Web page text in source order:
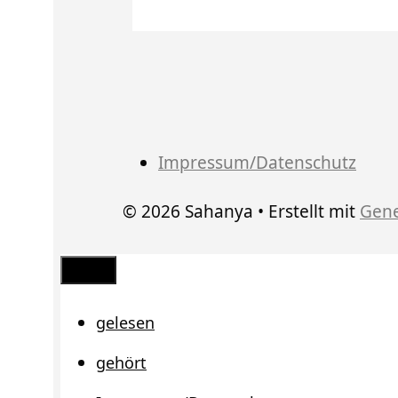
Impressum/Datenschutz
© 2026 Sahanya • Erstellt mit
Schließen
gelesen
gehört